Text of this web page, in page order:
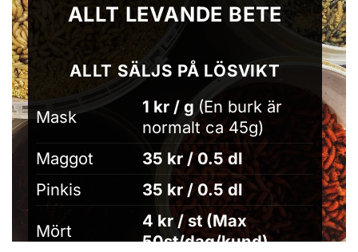
ALLT LEVANDE BETE
ALLT SÄLJS PÅ LÖSVIKT
Mask
1 kr / g (En burk är
normalt ca 45g)
Maggot
35 kr / 0.5 dl
Pinkis
35 kr / 0.5 dl
Mört
4 kr / st (Max
50st/dag/kund)